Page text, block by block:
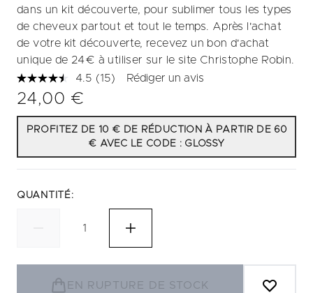
dans un kit découverte, pour sublimer tous les types
de cheveux partout et tout le temps. Après l'achat
de votre kit découverte, recevez un bon d'achat
unique de 24€ à utiliser sur le site Christophe Robin.
4.5 Lire
Lien
sur
la
même
page.
(15) Rédiger un avis
24,00 €
PROFITEZ DE 10 € DE RÉDUCTION À PARTIR DE 60
€ AVEC LE CODE : GLOSSY
QUANTITÉ:
EN RUPTURE DE STOCK